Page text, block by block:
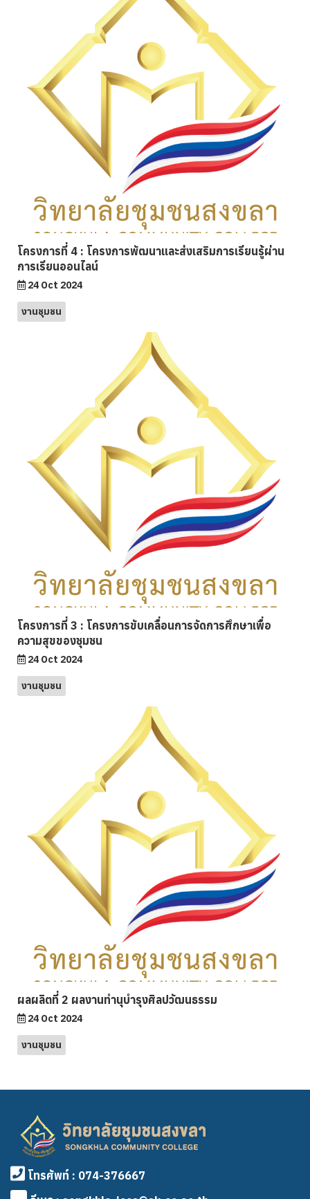
โครงการที่ 4 : โครงการพัฒนาและส่งเสริมการเรียนรู้ผ่าน
การเรียนออนไลน์
24 Oct 2024
งานชุมชน
โครงการที่ 3 : โครงการขับเคลื่อนการจัดการศึกษาเพื่อ
ความสุขของชุมชน
24 Oct 2024
งานชุมชน
ผลผลิตที่ 2 ผลงานทำนุบำรุงศิลปวัฒนธรรม
24 Oct 2024
งานชุมชน
โทรศัพท์ : 074-376667